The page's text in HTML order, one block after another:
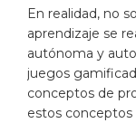
En realidad, no
aprendizaje se
autónoma y
juegos
conceptos de
estos conceptos